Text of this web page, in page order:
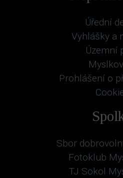
Úřední
Vyhlášky a
Územní
Prohlášení o
Sbor
Fotoklub
TJ Sokol